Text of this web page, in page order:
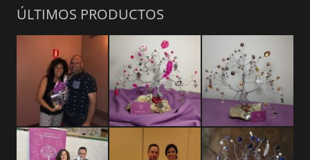
ÚLTIMOS PRODUCTOS